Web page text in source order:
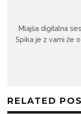
Mlajša digitalna
Spika je z vami že
RELATED